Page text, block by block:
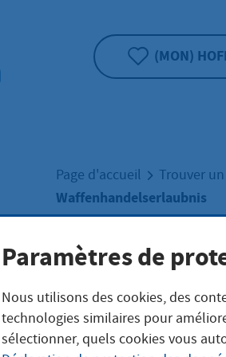
(MON)
Page d'accueil Trouver
Waffenhandelserlaubnis
Paramètres de
Nous utilisons des cookies, des
technologies similaires pour
sélectionner, quels cookies vous